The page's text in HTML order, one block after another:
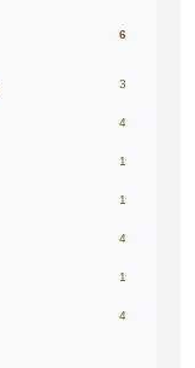
6
3
4
1
1
4
1
4